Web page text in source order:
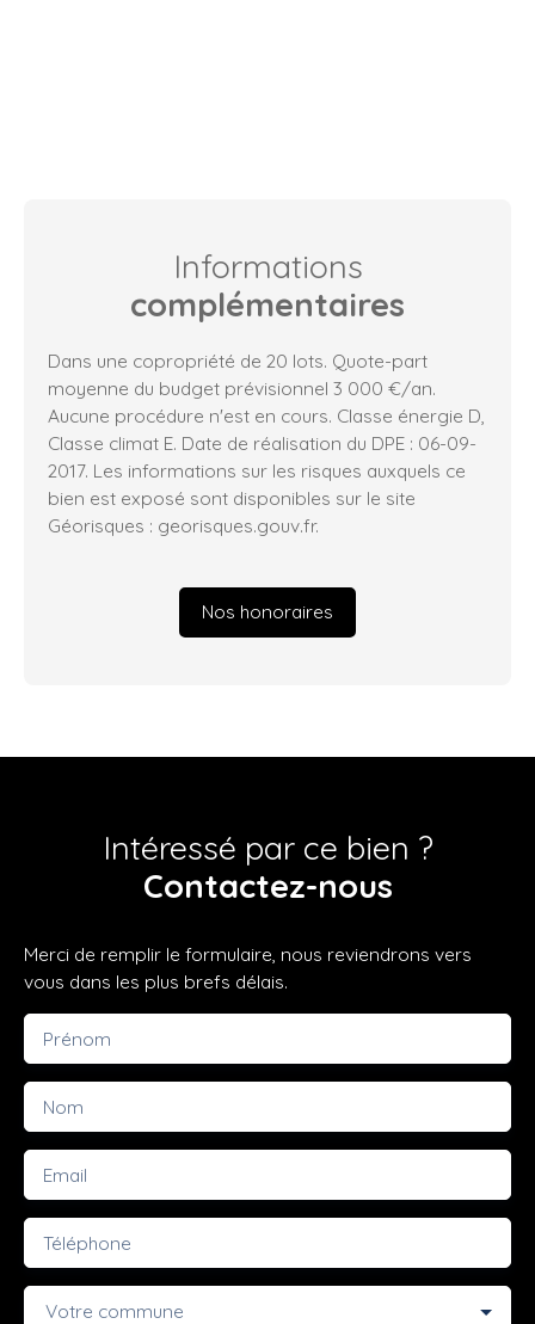
Informations
complémentaires
Dans une copropriété de 20 lots. Quote-part
moyenne du budget prévisionnel 3 000 €/an.
Aucune procédure n'est en cours. Classe énergie D,
Classe climat E. Date de réalisation du DPE : 06-09-
2017. Les informations sur les risques auxquels ce
bien est exposé sont disponibles sur le site
Géorisques : georisques.gouv.fr.
Nos honoraires
Intéressé par ce bien ?
Contactez-nous
Merci de remplir le formulaire, nous reviendrons vers
vous dans les plus brefs délais.
Prénom
Nom
Email
Téléphone
Votre commune